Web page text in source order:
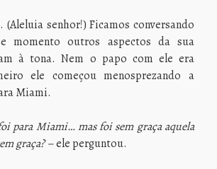
(Aleluia senhor!) Ficamos conversando
momento outros aspectos da sua
à tona. Nem o papo com ele era
ele começou menosprezando a
Miami.
para Miami… mas foi sem graça aquela
graça? –ele perguntou.